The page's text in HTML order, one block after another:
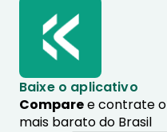
Baixe o aplicativo
Comparee contrate o
mais barato do Brasil